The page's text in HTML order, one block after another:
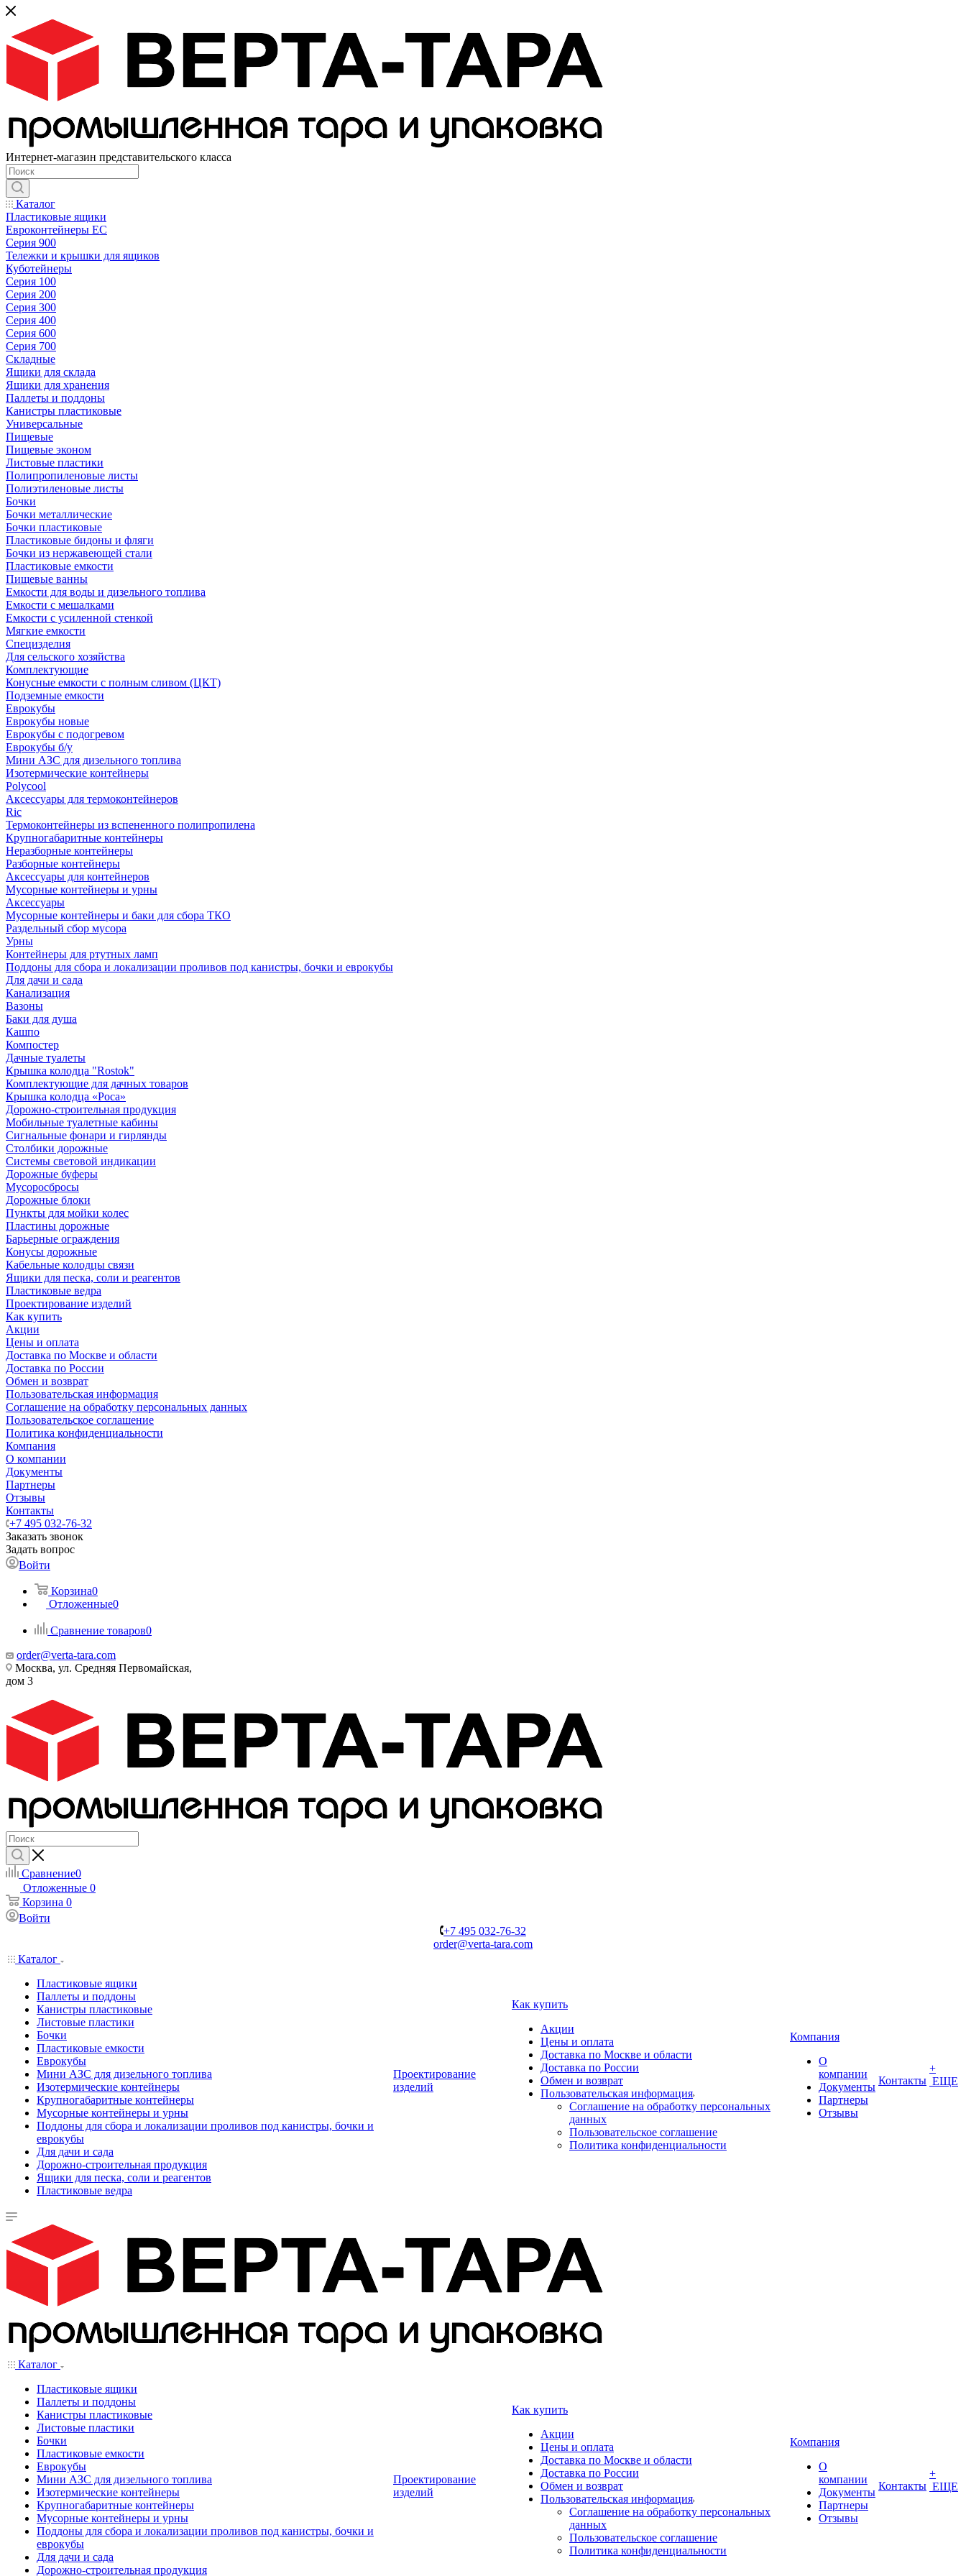
Интернет-магазин представительского класса
Каталог
Пластиковые ящики
Евроконтейнеры ЕС
Серия 900
Тележки и крышки для ящиков
Куботейнеры
Серия 100
Серия 200
Серия 300
Серия 400
Серия 600
Серия 700
Складные
Ящики для склада
Ящики для хранения
Паллеты и поддоны
Канистры пластиковые
Универсальные
Пищевые
Пищевые эконом
Листовые пластики
Полипропиленовые листы
Полиэтиленовые листы
Бочки
Бочки металлические
Бочки пластиковые
Пластиковые бидоны и фляги
Бочки из нержавеющей стали
Пластиковые емкости
Пищевые ванны
Емкости для воды и дизельного топлива
Емкости с мешалками
Емкости с усиленной стенкой
Мягкие емкости
Специзделия
Для сельского хозяйства
Комплектующие
Конусные емкости с полным сливом (ЦКТ)
Подземные емкости
Еврокубы
Еврокубы новые
Еврокубы с подогревом
Еврокубы б/у
Мини АЗС для дизельного топлива
Изотермические контейнеры
Polycool
Аксессуары для термоконтейнеров
Ric
Термоконтейнеры из вспененного полипропилена
Крупногабаритные контейнеры
Неразборные контейнеры
Разборные контейнеры
Аксессуары для контейнеров
Мусорные контейнеры и урны
Аксессуары
Мусорные контейнеры и баки для сбора ТКО
Раздельный сбор мусора
Урны
Контейнеры для ртутных ламп
Поддоны для сбора и локализации проливов под канистры, бочки и еврокубы
Для дачи и сада
Канализация
Вазоны
Баки для душа
Кашпо
Компостер
Дачные туалеты
Крышка колодца "Rostok"
Комплектующие для дачных товаров
Крышка колодца «Роса»
Дорожно-строительная продукция
Мобильные туалетные кабины
Сигнальные фонари и гирлянды
Столбики дорожные
Системы световой индикации
Дорожные буферы
Мусоросбросы
Дорожные блоки
Пункты для мойки колес
Пластины дорожные
Барьерные ограждения
Конусы дорожные
Кабельные колодцы связи
Ящики для песка, соли и реагентов
Пластиковые ведра
Проектирование изделий
Как купить
Акции
Цены и оплата
Доставка по Москве и области
Доставка по России
Обмен и возврат
Пользовательская информация
Соглашение на обработку персональных данных
Пользовательское соглашение
Политика конфиденциальности
Компания
О компании
Документы
Партнеры
Отзывы
Контакты
+7 495 032-76-32
Заказать звонок
Задать вопрос
Войти
Корзина0
Отложенные0
Сравнение товаров0
order@verta-tara.com
Москва, ул. Средняя Первомайская,
дом 3
Сравнение0
Отложенные 0
Корзина 0
Войти
+7 495 032-76-32
order@verta-tara.com
Каталог
Пластиковые ящики
Паллеты и поддоны
Канистры пластиковые
Листовые пластики
Бочки
Пластиковые емкости
Еврокубы
Мини АЗС для дизельного топлива
Изотермические контейнеры
Крупногабаритные контейнеры
Мусорные контейнеры и урны
Поддоны для сбора и локализации проливов под канистры, бочки и
еврокубы
Для дачи и сада
Дорожно-строительная продукция
Ящики для песка, соли и реагентов
Пластиковые ведра
Проектирование
изделий
Как купить
Акции
Цены и оплата
Доставка по Москве и области
Доставка по России
Обмен и возврат
Пользовательская информация
Соглашение на обработку персональных
данных
Пользовательское соглашение
Политика конфиденциальности
Компания
О
компании
Документы
Партнеры
Отзывы
Контакты
+
ЕЩЕ
Каталог
Пластиковые ящики
Паллеты и поддоны
Канистры пластиковые
Листовые пластики
Бочки
Пластиковые емкости
Еврокубы
Мини АЗС для дизельного топлива
Изотермические контейнеры
Крупногабаритные контейнеры
Мусорные контейнеры и урны
Поддоны для сбора и локализации проливов под канистры, бочки и
еврокубы
Для дачи и сада
Дорожно-строительная продукция
Проектирование
изделий
Как купить
Акции
Цены и оплата
Доставка по Москве и области
Доставка по России
Обмен и возврат
Пользовательская информация
Соглашение на обработку персональных
данных
Пользовательское соглашение
Политика конфиденциальности
Компания
О
компании
Документы
Партнеры
Отзывы
Контакты
+
ЕЩЕ